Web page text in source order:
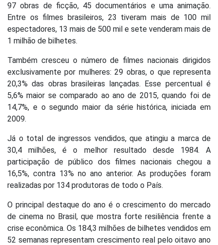
97 obras de ficção, 45 documentários e uma animação.
Entre os filmes brasileiros, 23 tiveram mais de 100 mil
espectadores, 13 mais de 500 mil e sete venderam mais de
1 milhão de bilhetes.
Também cresceu o número de filmes nacionais dirigidos
exclusivamente por mulheres: 29 obras, o que representa
20,3% das obras brasileiras lançadas. Esse percentual é
5,6% maior se comparado ao ano de 2015, quando foi de
14,7%, e o segundo maior da série histórica, iniciada em
2009.
Já o total de ingressos vendidos, que atingiu a marca de
30,4 milhões, é o melhor resultado desde 1984. A
participação de público dos filmes nacionais chegou a
16,5%, contra 13% no ano anterior. As produções foram
realizadas por 134 produtoras de todo o País.
O principal destaque do ano é o crescimento do mercado
de cinema no Brasil, que mostra forte resiliência frente a
crise econômica. Os 184,3 milhões de bilhetes vendidos em
52 semanas representam crescimento real pelo oitavo ano